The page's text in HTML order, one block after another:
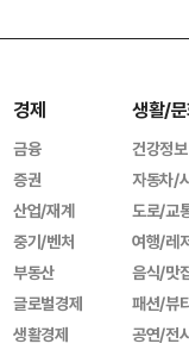
경제
금융
증권
산업/재계
중기/벤처
부동산
글로벌경제
생활경제
생활/
건강정보
자동차/
도로/교
여행/레
음식/맛
패션/뷰
공연/전